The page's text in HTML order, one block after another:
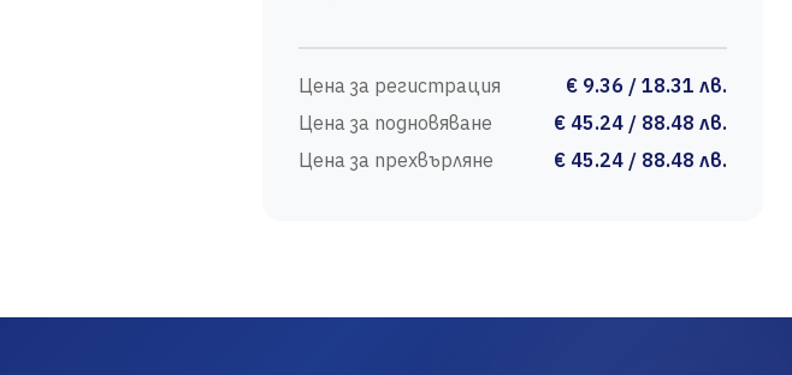
Цена за регистрация
€ 9.36 / 18.31 лв.
Цена за подновяване
€ 45.24 / 88.48 лв.
Цена за прехвърляне
€ 45.24 / 88.48 лв.